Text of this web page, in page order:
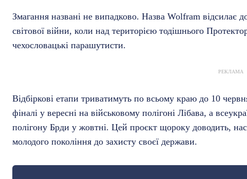
Змагання названі не випадково. Назва Wolfram відсилає до
світової війни, коли над територією тодішнього
чехословацькі парашутисти.
РЕКЛАМА
Відбіркові етапи триватимуть по всьому краю до 10
фіналі у вересні на військовому полігоні Лібава, а
полігону Брди у жовтні. Цей проєкт щороку доводить,
молодого покоління до захисту своєї держави.